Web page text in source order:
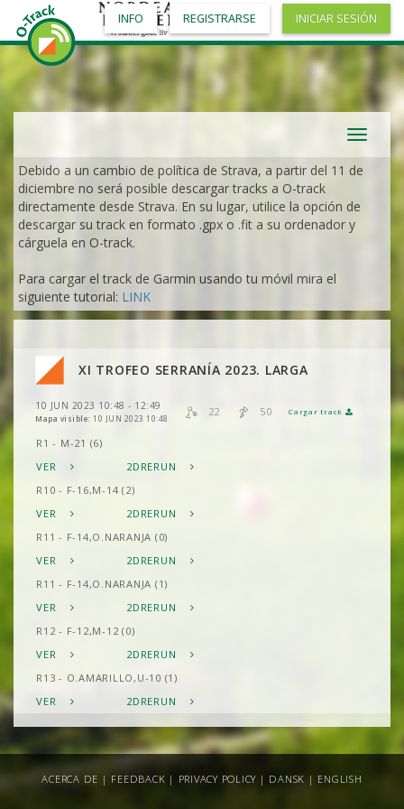
Toggle
Debido a un cambio de política de Strava, a partir del 11 de
diciembre no será posible descargar tracks a O-track
directamente desde Strava. En su lugar, utilice la opción de
descargar su track en formato .gpx o .fit a su ordenador y
cárguela en O-track.
Para cargar el track de Garmin usando tu móvil mira el
siguiente tutorial: LINK
XI TROFEO SERRANÍA 2023. LARGA
10 JUN 2023 10:48 - 12:49
Mapa visible: 10 JUN 2023 10:48
22 50 Cargar track
R1 - M-21 (6)
VER
2DRERUN
R10 - F-16,M-14 (2)
VER
2DRERUN
R11 - F-14,O.NARANJA (0)
VER
2DRERUN
R11 - F-14,O.NARANJA (1)
VER
2DRERUN
R12 - F-12,M-12 (0)
VER
2DRERUN
R13 - O.AMARILLO,U-10 (1)
VER
2DRERUN
R14 - F-21B,M-21B (6)
2DRERUN
INFO REGISTRARSE INICIAR SESIÓN
ACERCA DE | FEEDBACK | PRIVACY POLICY | DANSK | ENGLISH